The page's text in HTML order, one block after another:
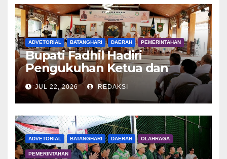
ADVETORIAL BATANGHARI DAERAH PEMERINTAHAN
Bupati Fadhil Hadiri
Pengukuhan Ketua dan
Pengurus DWP Batang Hari
2026
JUL 22, 2026 REDAKSI
ADVETORIAL BATANGHARI DAERAH OLAHRAGA
PEMERINTAHAN